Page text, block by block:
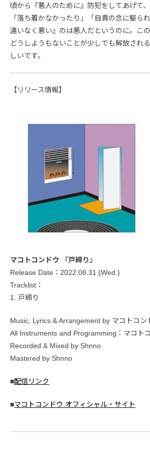
頃から『悪人のために』防犯をしてあげて
「落ち着かなかったり」「自責の念に駆ら
違いなく悪い』のは悪人だというのに。こ
どうしようもないことが少しでも解放され
しいです。
【リリース情報】
マコトコンドウ 『戸締り』
Release Date：2022.08.31 (Wed.)
Tracklist：
1. 戸締り
Music, Lyrics & Arrangement by マコトコン
All Instruments and Programming：マコト
Recorded & Mixed by Shnno
Mastered by Shnno
■配信リンク
■マコトコンドウ オフィシャル・サイト